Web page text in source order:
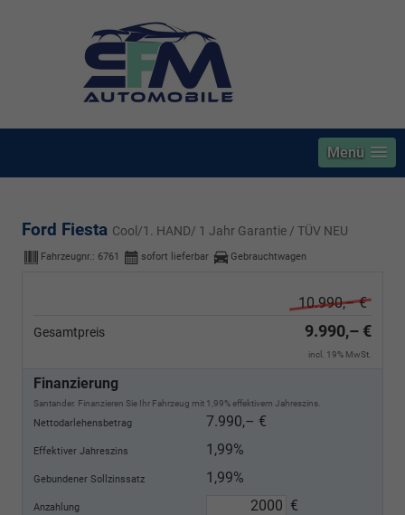
Menü
Ford Fiesta Cool/1. HAND/ 1 Jahr Garantie / TÜV NEU
Fahrzeugnr.: 6761 sofort lieferbar Gebrauchtwagen
10.990,– €
Gesamtpreis 9.990,– €
incl. 19% MwSt.
Finanzierung
Santander. Finanzieren Sie Ihr Fahrzeug mit 1,99% effektivem Jahreszins.
Nettodarlehensbetrag 7.990,– €
Effektiver Jahreszins 1,99%
Gebundener Sollzinssatz 1,99%
Anzahlung €